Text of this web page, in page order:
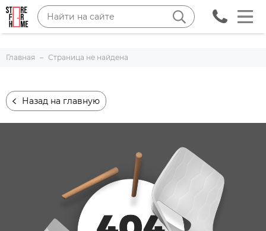
Главная Страница не найдена
Назад на главную